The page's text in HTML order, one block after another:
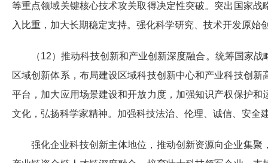
等重点领域关键核心技术攻关取得决定性突破。突出国家
入比重，加大长期稳定支持。强化科学研究、技术开发原
（12）推动科技创新和产业创新深度融合。统筹国家
区域创新体系，布局建设区域科技创新中心和产业科技创
平台，加大应用场景建设和开放力度，加强知识产权保护
文化，弘扬科学家精神。加强科技法治、伦理、诚信、安全
强化企业科技创新主体地位，推动创新资源向企业集